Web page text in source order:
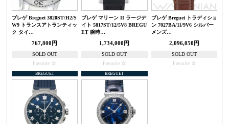
ブレゲ Breguet 3820ST/H2/S
W9 トランスアトランティッ
ク タイ…
767,800円
SOLD OUT
Favorite
ブレゲ マリーン II ラージデ
イト 5817ST/12/5V8 BREGU
ET 腕時…
1,734,000円
SOLD OUT
Favorite
ブレゲ Breguet トラディショ
ン 7027BA/11/9V6 シルバー
メンズ…
2,096,050円
SOLD OUT
Favorite
BREGUET BREGUET